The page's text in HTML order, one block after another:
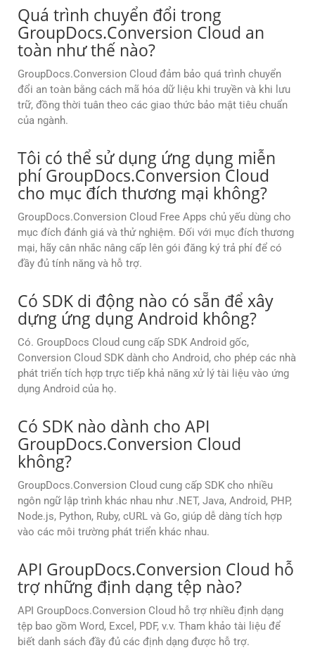
Quá trình chuyển đổi trong
GroupDocs.Conversion Cloud an
toàn như thế nào?
GroupDocs.Conversion Cloud đảm bảo quá trình chuyển
đổi an toàn bằng cách mã hóa dữ liệu khi truyền và khi lưu
trữ, đồng thời tuân theo các giao thức bảo mật tiêu chuẩn
của ngành.
Tôi có thể sử dụng ứng dụng miễn
phí GroupDocs.Conversion Cloud
cho mục đích thương mại không?
GroupDocs.Conversion Cloud Free Apps chủ yếu dùng cho
mục đích đánh giá và thử nghiệm. Đối với mục đích thương
mại, hãy cân nhắc nâng cấp lên gói đăng ký trả phí để có
đầy đủ tính năng và hỗ trợ.
Có SDK di động nào có sẵn để xây
dựng ứng dụng Android không?
Có. GroupDocs Cloud cung cấp SDK Android gốc,
Conversion Cloud SDK dành cho Android, cho phép các nhà
phát triển tích hợp trực tiếp khả năng xử lý tài liệu vào ứng
dụng Android của họ.
Có SDK nào dành cho API
GroupDocs.Conversion Cloud
không?
GroupDocs.Conversion Cloud cung cấp SDK cho nhiều
ngôn ngữ lập trình khác nhau như .NET, Java, Android, PHP,
Node.js, Python, Ruby, cURL và Go, giúp dễ dàng tích hợp
vào các môi trường phát triển khác nhau.
API GroupDocs.Conversion Cloud hỗ
trợ những định dạng tệp nào?
API GroupDocs.Conversion Cloud hỗ trợ nhiều định dạng
tệp bao gồm Word, Excel, PDF, v.v. Tham khảo tài liệu để
biết danh sách đầy đủ các định dạng được hỗ trợ.